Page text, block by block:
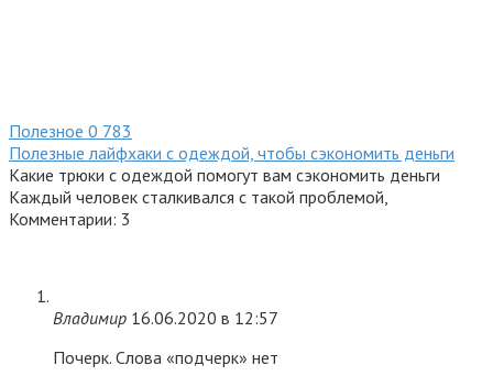
Полезное 0 783
Полезные лайфхаки с одеждой, чтобы сэкономить деньги
Какие трюки с одеждой помогут вам сэкономить деньги
Каждый человек сталкивался с такой проблемой,
Комментарии: 3
Владимир 16.06.2020 в 12:57
Почерк. Слова «подчерк» нет